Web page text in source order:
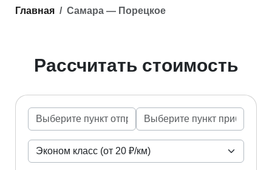
Главная Самара — Порецкое
Рассчитать стоимость